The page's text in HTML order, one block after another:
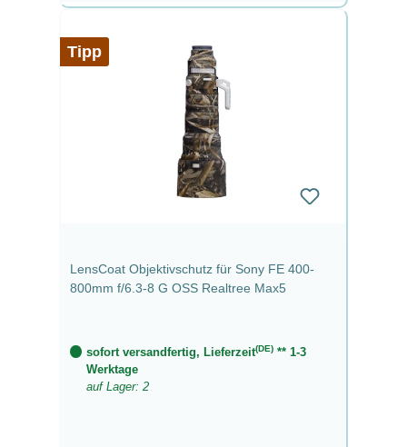
Tipp
LensCoat Objektivschutz für Sony FE 400-
800mm f/6.3-8 G OSS Realtree Max5
sofort versandfertig, Lieferzeit(DE)** 1-3
Werktage
auf Lager: 2